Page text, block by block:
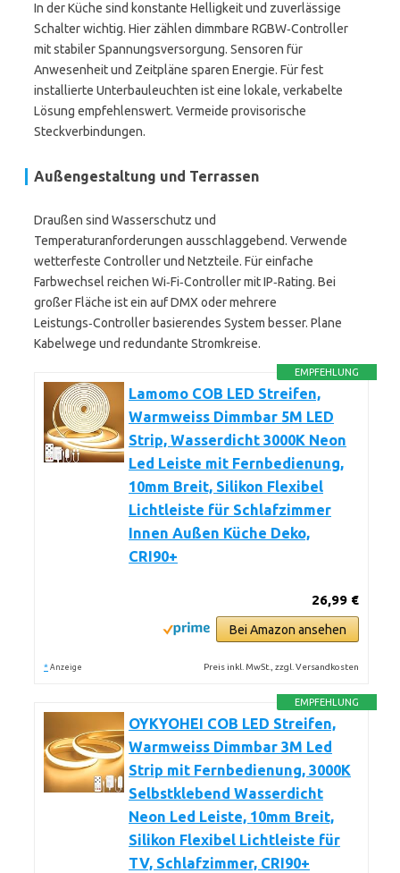
In der Küche sind konstante Helligkeit und zuverlässige
Schalter wichtig. Hier zählen dimmbare RGBW‑Controller
mit stabiler Spannungsversorgung. Sensoren für
Anwesenheit und Zeitpläne sparen Energie. Für fest
installierte Unterbauleuchten ist eine lokale, verkabelte
Lösung empfehlenswert. Vermeide provisorische
Steckverbindungen.
Außengestaltung und Terrassen
Draußen sind Wasserschutz und
Temperaturanforderungen ausschlaggebend. Verwende
wetterfeste Controller und Netzteile. Für einfache
Farbwechsel reichen Wi‑Fi‑Controller mit IP‑Rating. Bei
großer Fläche ist ein auf DMX oder mehrere
Leistungs‑Controller basierendes System besser. Plane
Kabelwege und redundante Stromkreise.
EMPFEHLUNG
Lamomo COB LED Streifen,
Warmweiss Dimmbar 5M LED
Strip, Wasserdicht 3000K Neon
Led Leiste mit Fernbedienung,
10mm Breit, Silikon Flexibel
Lichtleiste für Schlafzimmer
Innen Außen Küche Deko,
CRI90+
26,99 €
Bei Amazon ansehen
* Anzeige Preis inkl. MwSt., zzgl. Versandkosten
EMPFEHLUNG
OYKYOHEI COB LED Streifen,
Warmweiss Dimmbar 3M Led
Strip mit Fernbedienung, 3000K
Selbstklebend Wasserdicht
Neon Led Leiste, 10mm Breit,
Silikon Flexibel Lichtleiste für
TV, Schlafzimmer, CRI90+